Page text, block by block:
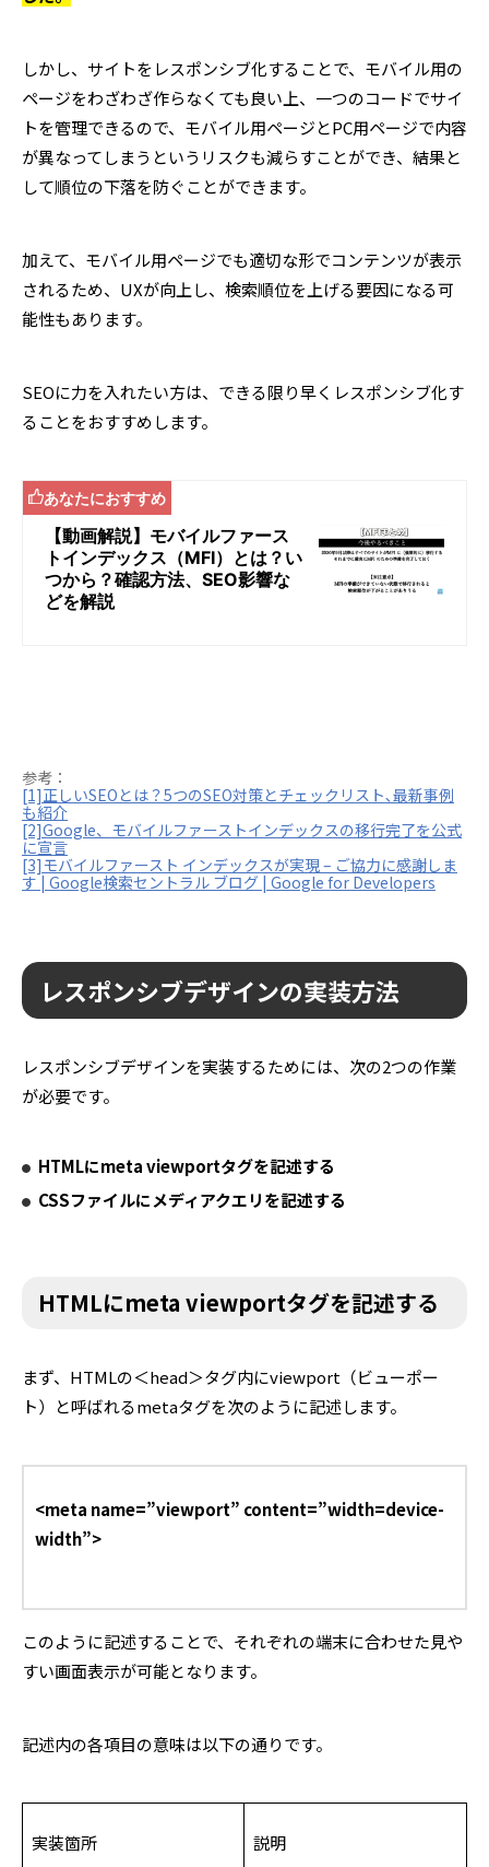
しかし、サイトをレスポンシブ化することで、モバイル用の
ページをわざわざ作らなくても良い上、一つのコードでサイ
トを管理できるので、モバイル用ページとPC用ページで内容
が異なってしまうというリスクも減らすことができ、結果と
して順位の下落を防ぐことができます。
加えて、モバイル用ページでも適切な形でコンテンツが表示
されるため、UXが向上し、検索順位を上げる要因になる可
能性もあります。
SEOに力を入れたい方は、できる限り早くレスポンシブ化す
ることをおすすめします。
参考：
[1]正しいSEOとは？5つのSEO対策とチェックリスト､最新事例
も紹介
[2]Google、モバイルファーストインデックスの移行完了を公式
に宣言
[3]モバイルファースト インデックスが実現 – ご協力に感謝しま
す | Google検索セントラル ブログ | Google for Developers
レスポンシブデザインの実装方法
レスポンシブデザインを実装するためには、次の2つの作業
が必要です。
HTMLにmeta viewportタグを記述する
CSSファイルにメディアクエリを記述する
HTMLにmeta viewportタグを記述する
まず、HTMLの＜head＞タグ内にviewport（ビューポー
ト）と呼ばれるmetaタグを次のように記述します。
<meta name=”viewport” content=”width=device-
width”>
このように記述することで、それぞれの端末に合わせた見や
すい画面表示が可能となります。
記述内の各項目の意味は以下の通りです。
実装箇所 説明